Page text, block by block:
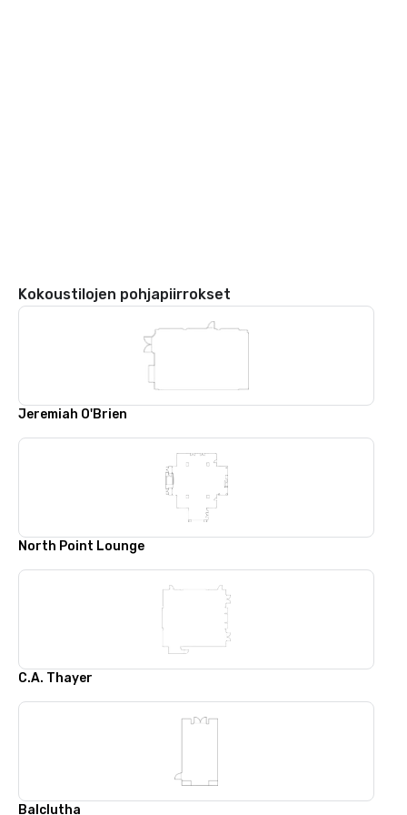
Kokoustilojen pohjapiirrokset
Jeremiah O'Brien
North Point Lounge
C.A. Thayer
Balclutha